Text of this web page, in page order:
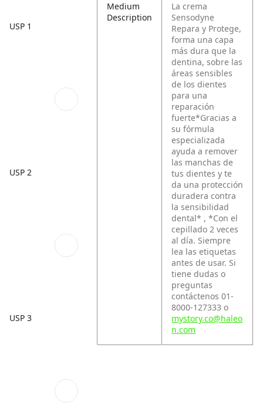
USP 1
USP 2
USP 3
Medium
Description
La crema
Sensodyne
Repara y Protege,
forma una capa
más dura que la
dentina, sobre las
áreas sensibles
de los dientes
para una
reparación
fuerte*Gracias a
su fórmula
especializada
ayuda a remover
las manchas de
tus dientes y te
da una protección
duradera contra
la sensibilidad
dental* , *Con el
cepillado 2 veces
al día. Siempre
lea las etiquetas
antes de usar. Si
tiene dudas o
preguntas
contáctenos 01-
8000-127333 o
mystory.co@haleo
n.com